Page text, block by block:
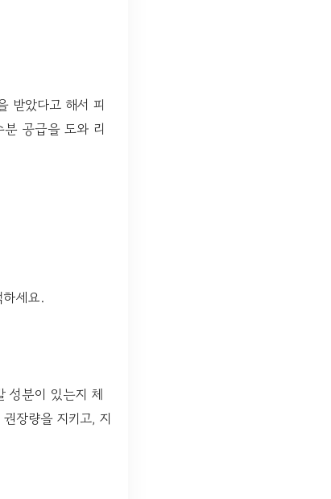
받았다고 해서 피
공급을 도와 리
세요.
성분이 있는지 체
장량을 지키고, 지